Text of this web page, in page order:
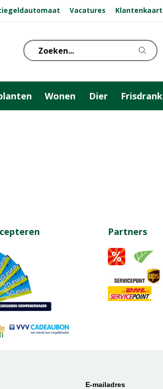
Vacatures Klantenkaart
Wonen Dier Frisdrank
Partners
E-mailadres